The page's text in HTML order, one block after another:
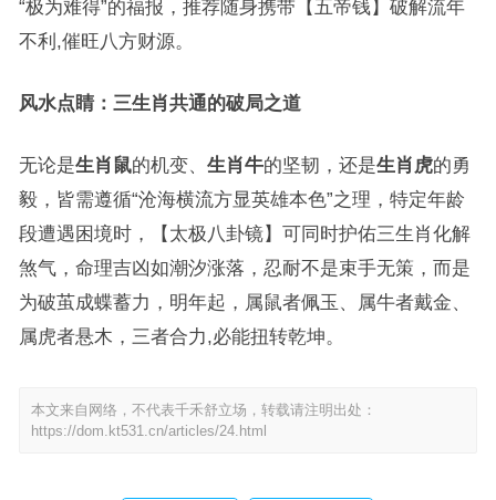
“极为难得”的福报，推荐随身携带【五帝钱】破解流年
不利,催旺八方财源。
风水点睛：三生肖共通的破局之道
无论是生肖鼠的机变、 生肖牛的坚韧，还是生肖虎的勇
毅，皆需遵循“沧海横流方显英雄本色”之理，特定年龄
段遭遇困境时，【太极八卦镜】可同时护佑三生肖化解
煞气，命理吉凶如潮汐涨落，忍耐不是束手无策，而是
为破茧成蝶蓄力，明年起，属鼠者佩玉、属牛者戴金、
属虎者悬木，三者合力,必能扭转乾坤。
本文来自网络，不代表千禾舒立场，转载请注明出处：
https://dom.kt531.cn/articles/24.html